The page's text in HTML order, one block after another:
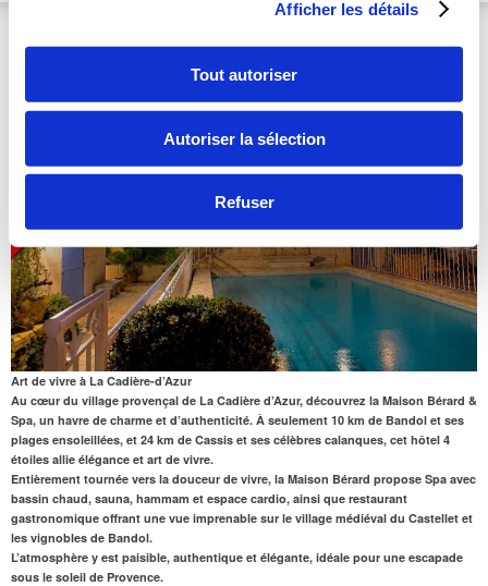
Afficher les détails
Tout autoriser
Autoriser la sélection
Refuser
Var | Provence-Alpes-Cote-d'Azur
Art de vivre à La Cadière-d’Azur
Au cœur du village provençal de La Cadière d’Azur, découvrez la Maison Bérard &
Spa, un havre de charme et d’authenticité. À seulement 10 km de Bandol et ses
plages ensoleillées, et 24 km de Cassis et ses célèbres calanques, cet hôtel 4
étoiles allie élégance et art de vivre.
Entièrement tournée vers la douceur de vivre, la Maison Bérard propose Spa avec
bassin chaud, sauna, hammam et espace cardio, ainsi que restaurant
gastronomique offrant une vue imprenable sur le village médiéval du Castellet et
les vignobles de Bandol.
L’atmosphère y est paisible, authentique et élégante, idéale pour une escapade
sous le soleil de Provence.